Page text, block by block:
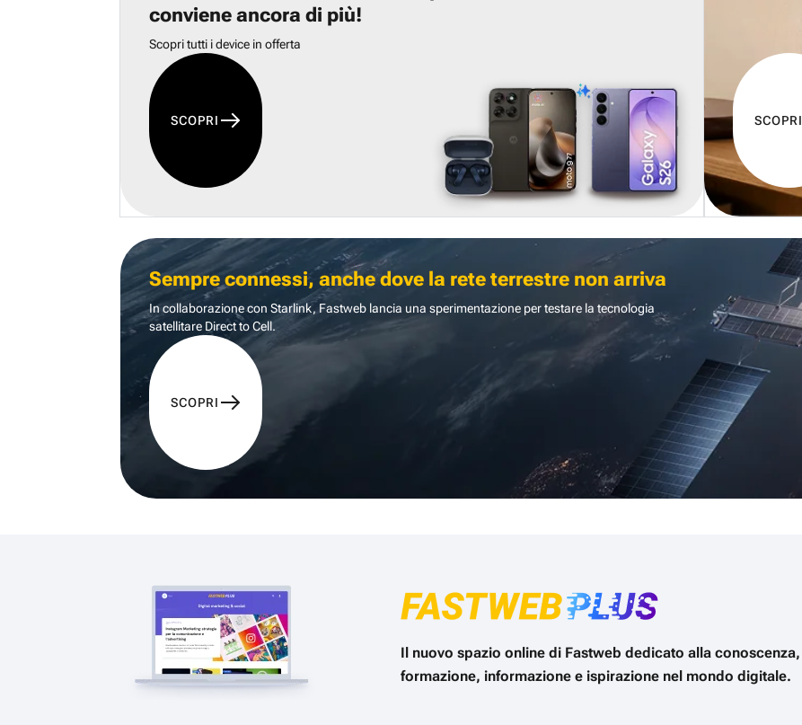
conviene ancora di più!
Scopri tutti i device in offerta
SCOPRI SCOPRI
Sempre connessi, anche dove la rete terrestre non arriva
In collaborazione con Starlink, Fastweb lancia una sperimentazione per testare la tecnologia
satellitare Direct to Cell.
SCOPRI
Il nuovo spazio online di Fastweb dedicato alla conoscenza,
formazione, informazione e ispirazione nel mondo digitale.